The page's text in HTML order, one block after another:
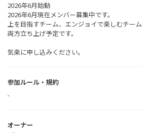
2026年6月始動
2026年6月現在メンバー募集中です。
上を目指すチーム、エンジョイで楽しむチーム
両方立ち上げ予定です。
気楽に申し込みください。
参加ルール・規約
-
オーナー